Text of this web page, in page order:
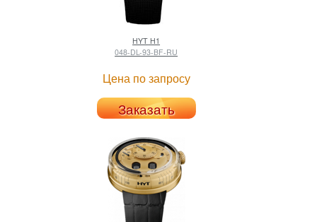
HYT H1
048-DL-93-BF-RU
Цена по запросу
Заказать